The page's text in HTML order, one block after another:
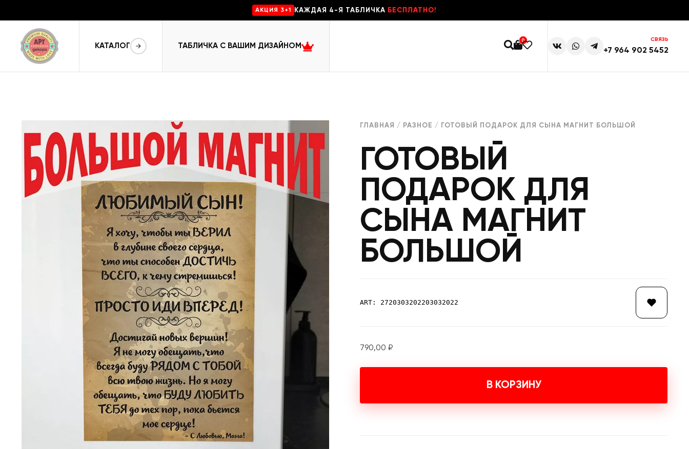
AKЦИЯ 3+1 КАЖДАЯ 4-Я ТАБЛИЧКА БЕСПЛАТНО!
КАТАЛОГ ТАБЛИЧКА С ВАШИМ ДИЗАЙНОМ
0 СВЯЗЬ
+7 964 902 5452
ГЛАВНАЯ / РАЗНОЕ / ГОТОВЫЙ ПОДАРОК ДЛЯ СЫНА МАГНИТ БОЛЬШОЙ
ГОТОВЫЙ
ПОДАРОК ДЛЯ
СЫНА МАГНИТ
БОЛЬШОЙ
ART: 2720303202203032022
790,00 ₽
В КОРЗИНУ